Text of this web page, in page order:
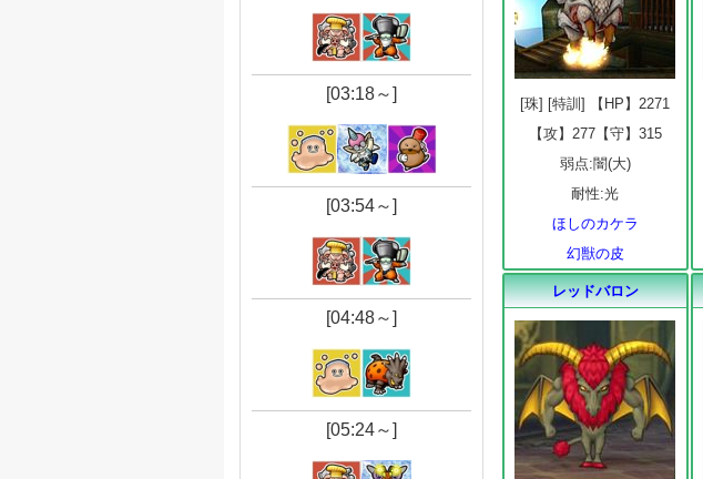
[珠] [特訓] 【HP】2271
【攻】277【守】315
弱点:闇(大)
耐性:光
ほしのカケラ
幻獣の皮
レッドバロン
[03:18～]
[03:54～]
[04:48～]
[05:24～]